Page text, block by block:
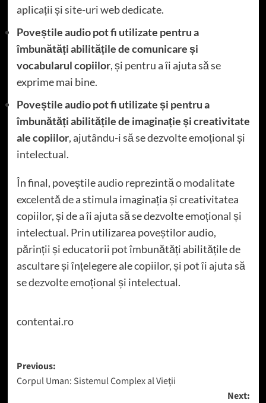
aplicații și site-uri web dedicate.
Poveștile audio pot fi utilizate pentru a
îmbunătăți abilitățile de comunicare și
vocabularul copiilor, și pentru a îi ajuta să se
exprime mai bine.
Poveștile audio pot fi utilizate și pentru a
îmbunătăți abilitățile de imaginație și creativitate
ale copiilor, ajutându-i să se dezvolte emoțional și
intelectual.
În final, poveștile audio reprezintă o modalitate
excelentă de a stimula imaginația și creativitatea
copiilor, și de a îi ajuta să se dezvolte emoțional și
intelectual. Prin utilizarea poveștilor audio,
părinții și educatorii pot îmbunătăți abilitățile de
ascultare și înțelegere ale copiilor, și pot îi ajuta să
se dezvolte emoțional și intelectual.
contentai.ro
Post
navigation
Previous:
Corpul Uman: Sistemul Complex al Vieții
Next: